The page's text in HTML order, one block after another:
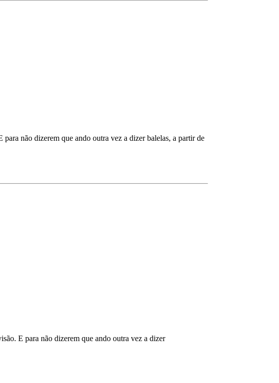
não dizerem que ando outra vez a dizer balelas, a partir de
E para não dizerem que ando outra vez a dizer